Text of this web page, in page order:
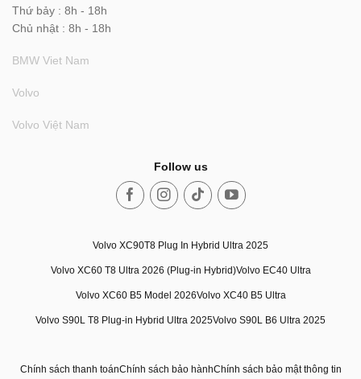
Volvo XC90T8 Plug In Hybrid Ultra 2025
Volvo XC60 T8 Ultra 2026 (Plug-in Hybrid)Volvo EC40 Ultra
Volvo XC60 B5 Model 2026Volvo XC40 B5 Ultra
Volvo S90L T8 Plug-in Hybrid Ultra 2025Volvo S90L B6 Ultra 2025
Chính sách thanh toánChính sách bảo hànhChính sách bảo mật thông tin
Thứ bảy : 8h - 18h
Chủ nhật : 8h - 18h
BMW Viet Nam
Volvo
Volvo Việt Nam
Follow us